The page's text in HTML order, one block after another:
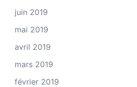
juin 2019
mai 2019
avril 2019
mars 2019
février 2019